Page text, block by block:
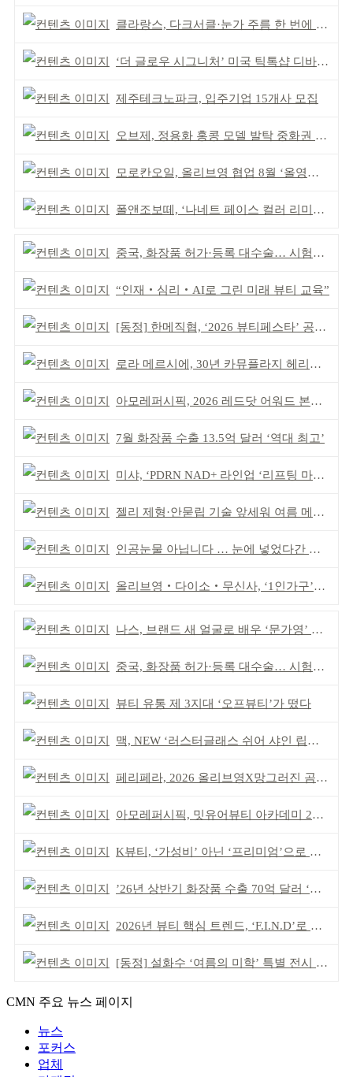
클라랑스, 다크서클·눈가 주름 한 번에 더블 케어
‘더 글로우 시그니처’ 미국 틱톡샵 디바이스 부문 1위
제주테크노파크, 입주기업 15개사 모집
오브제, 정용화 홍콩 모델 발탁 중화권 공략 강화
모로칸오일, 올리브영 협업 8월 ‘올영픽’ 선정
폴앤조보떼, ‘나네트 페이스 컬러 리미티드’ 출시
중국, 화장품 허가·등록 대수술… 시험자료 공용 허용
“인재‧심리‧AI로 그린 미래 뷰티 교육”
[동정] 한메직협, ‘2026 뷰티페스타’ 공동 주최
로라 메르시에, 30년 카뮤플라지 헤리티지 담아
아모레퍼시픽, 2026 레드닷 어워드 본상 2개 수상
7월 화장품 수출 13.5억 달러 ‘역대 최고’
미샤, ‘PDRN NAD+ 라인업 ‘리프팅 마스크’ 출시
젤리 제형·안묻립 기술 앞세워 여름 메이크업 시장 공략
인공눈물 아닙니다 … 눈에 넣었다간 각막 손상
올리브영‧다이소‧무신사, ‘1인가구’가 이끈다
나스, 브랜드 새 얼굴로 배우 ‘문가영’ 발탁
중국, 화장품 허가·등록 대수술… 시험자료 공용 허용
뷰티 유통 제 3지대 ‘오프뷰티’가 떴다
맥, NEW ‘러스터글래스 쉬어 샤인 립스틱’ 출시
페리페라, 2026 올리브영X망그러진 곰 콜라보
아모레퍼시픽, 밋유어뷰티 아카데미 2기 발대식
K뷰티, ‘가성비’ 아닌 ‘프리미엄’으로 승부걸어야
’26년 상반기 화장품 수출 70억 달러 ‘역대 최고’
2026년 뷰티 핵심 트렌드, ‘F.I.N.D’로 읽는다
[동정] 설화수 ‘여름의 미학’ 특별 전시 개최
CMN 주요 뉴스 페이지
뉴스
포커스
업체